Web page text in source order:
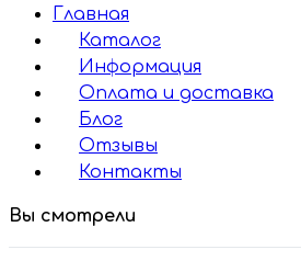
Главная
Каталог
Информация
Оплата и доставка
Блог
Отзывы
Контакты
Вы смотрели